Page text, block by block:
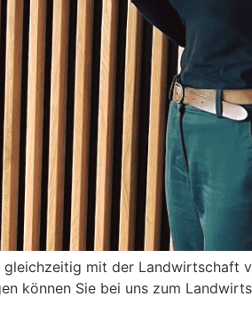
mit der Landwirtschaft
können Sie bei uns zum